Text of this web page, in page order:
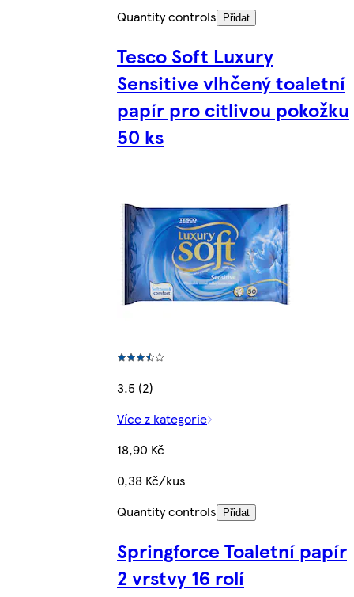
Quantity controls Přidat
Tesco Soft Luxury
Sensitive vlhčený toaletní
papír pro citlivou pokožku
50 ks
3.5 (2)
Více z kategorie
18,90 Kč
0,38 Kč/kus
Quantity controls
Přidat
Springforce Toaletní papír
2 vrstvy 16 rolí